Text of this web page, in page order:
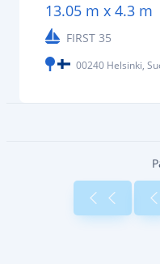
13.05 m x 4.3 m
FIRST 35
00240 Helsinki,